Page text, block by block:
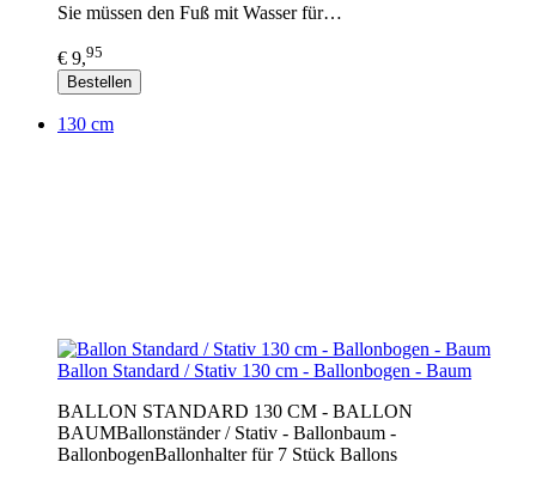
Sie müssen den Fuß mit Wasser für…
€ 9,95
Bestellen
130 cm
Ballon Standard / Stativ 130 cm - Ballonbogen - Baum
BALLON STANDARD 130 CM - BALLON
BAUMBallonständer / Stativ - Ballonbaum -
BallonbogenBallonhalter für 7 Stück Ballons